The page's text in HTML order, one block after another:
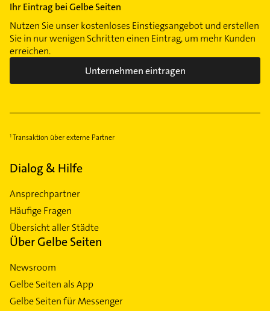
Ihr Eintrag bei Gelbe Seiten
Nutzen Sie unser kostenloses Einstiegsangebot und erstellen
Sie in nur wenigen Schritten einen Eintrag, um mehr Kunden
erreichen.
Unternehmen eintragen
Transaktion über externe Partner
Dialog & Hilfe
Ansprechpartner
Häufige Fragen
Übersicht aller Städte
Über Gelbe Seiten
Newsroom
Gelbe Seiten als App
Gelbe Seiten für Messenger